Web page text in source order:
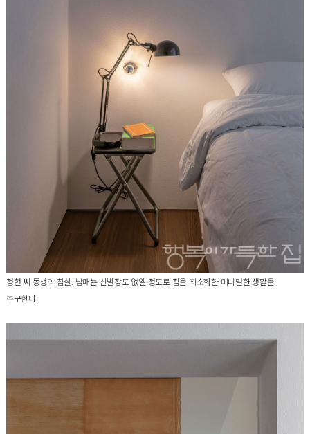
정현 씨 동생의 침실. 남매는 신발장도 없앨 정도로 짐을 최소화한 미니멀한 생활을
추구한다.